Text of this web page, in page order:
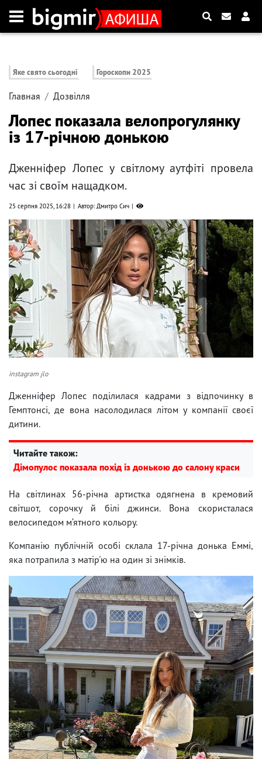
Яке свято сьогодні Гороскопи 2025
Главная Дозвілля
Лопес показала велопрогулянку
із 17-річною донькою
Дженніфер Лопес у світлому аутфіті провела
час зі своїм нащадком.
25 серпня 2025, 16:28 Автор: Дмитро Сич
instagram jlo
Дженніфер Лопес поділилася кадрами з відпочинку в
Гемптонсі, де вона насолодилася літом у компанії своєї
дитини.
Читайте також:
Дімопулос показала похід із донькою до салону краси
На світлинах 56-річна артистка одягнена в кремовий
світшот, сорочку й білі джинси. Вона скористалася
велосипедом м’ятного кольору.
Компанію публічній особі склала 17-річна донька Еммі,
яка потрапила з матір'ю на один зі знімків.